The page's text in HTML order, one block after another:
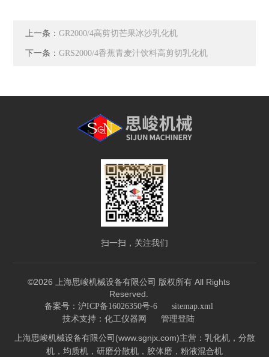
上一条：GR2000/4高剪切芒果冰沙乳化机
下一条：GRS2000/4香蕉青麦汁饮料高剪切乳化机
扫一扫，关注我们
©2026 上海思峻机械设备有限公司 版权所有 All Rights
Reserved.
备案号：沪ICP备16026350号-6 sitemap.xml
技术支持： 化工仪器网 管理登陆
上海思峻机械设备有限公司(www.sgnjx.com)主营：乳化机，分散
机，均质机，研磨分散机，胶体磨，粉液混合机